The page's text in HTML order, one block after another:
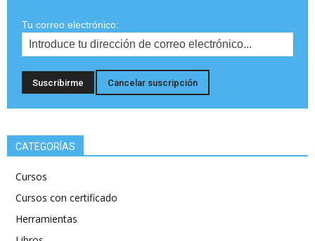
Tu correo electrónico:
CATEGORÍAS
Cursos
Cursos con certificado
Herramientas